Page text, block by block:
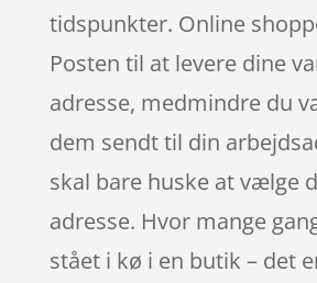
tidspunkter. Online
Posten til at levere dine
adresse, medmindre du
dem sendt til din
skal bare huske at vælge
adresse. Hvor mange
stået i kø i en butik – det